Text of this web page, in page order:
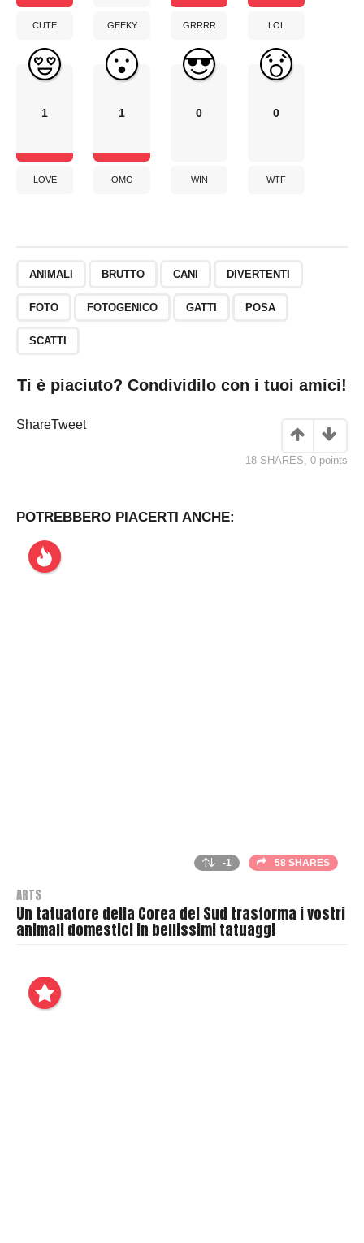
CUTE GEEKY GRRRR LOL
1
LOVE
1
OMG
0
WIN
0
WTF
ANIMALI BRUTTO CANI DIVERTENTI
FOTO FOTOGENICO GATTI POSA
SCATTI
Ti è piaciuto? Condividilo con i tuoi amici!
ShareTweet
18 SHARES, 0 points
POTREBBERO PIACERTI ANCHE:
-1 58 SHARES
ARTS
Un tatuatore della Corea del Sud trasforma i vostri
animali domestici in bellissimi tatuaggi